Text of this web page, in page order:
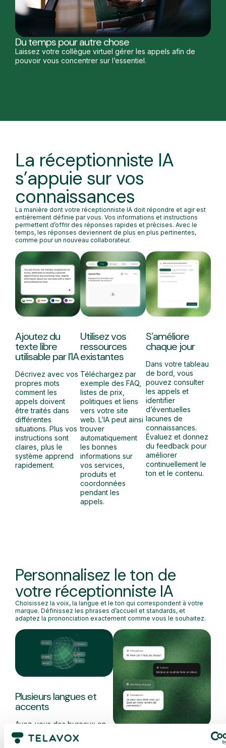
Du temps pour autre chose
Laissez votre collègue virtuel gérer les appels afin de
pouvoir vous concentrer sur l’essentiel.
La réceptionniste IA
s’appuie sur vos
connaissances
La manière dont votre réceptionniste IA doit répondre et agir est
entièrement définie par vous. Vos informations et instructions
permettent d’offrir des réponses rapides et précises. Avec le
temps, les réponses deviennent de plus en plus pertinentes,
comme pour un nouveau collaborateur.
Ajoutez du
texte libre
utilisable par l’IA
Décrivez avec vos
propres mots
comment les
appels doivent
être traités dans
différentes
situations. Plus vos
instructions sont
claires, plus le
système apprend
rapidement.
Utilisez vos
ressources
existantes
Téléchargez par
exemple des FAQ,
listes de prix,
politiques et liens
vers votre site
web. L’IA peut ainsi
trouver
automatiquement
les bonnes
informations sur
vos services,
produits et
coordonnées
pendant les
appels.
S’améliore
chaque jour
Dans votre tableau
de bord, vous
pouvez consulter
les appels et
identifier
d’éventuelles
lacunes de
connaissances.
Évaluez et donnez
du feedback pour
améliorer
continuellement le
ton et le contenu.
Personnalisez le ton de
votre réceptionniste IA
Choisissez la voix, la langue et le ton qui correspondent à votre
marque. Définissez les phrases d’accueil et standards, et
adaptez la prononciation exactement comme vous le souhaitez.
Plusieurs langues et
accents
Avez-vous des bureaux en
différentes régions ou pays ?
Définissez facilement la